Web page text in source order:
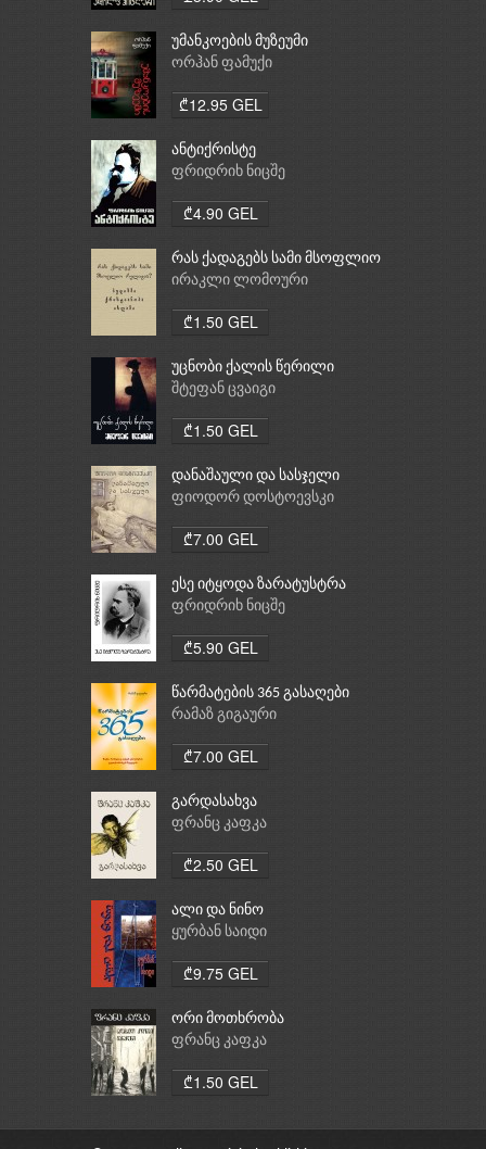
უმანკოების მუზეუმი
ორჰან ფამუქი
₾12.95 GEL
ანტიქრისტე
ფრიდრიხ ნიცშე
₾4.90 GEL
რას ქადაგებს სამი მსოფლიო
რელიგია: ბუდიზმი,
ირაკლი ლომოური
₾1.50 GEL
უცნობი ქალის წერილი
შტეფან ცვაიგი
₾1.50 GEL
დანაშაული და სასჯელი
ფიოდორ დოსტოევსკი
₾7.00 GEL
ესე იტყოდა ზარატუსტრა
ფრიდრიხ ნიცშე
₾5.90 GEL
წარმატების 365 გასაღები
რამაზ გიგაური
₾7.00 GEL
გარდასახვა
ფრანც კაფკა
₾2.50 GEL
ალი და ნინო
ყურბან საიდი
₾9.75 GEL
ორი მოთხრობა
ფრანც კაფკა
₾1.50 GEL